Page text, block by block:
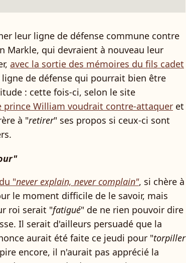
leur ligne de défense commune contre
Markle, qui devraient à nouveau leur
avec la sortie des mémoires du fils cadet
ligne de défense qui pourrait bien être
: cette fois-ci, selon le site
prince William voudrait contre-attaquer et
à "retirer" ses propos si ceux-ci sont
"never explain, never complain", si chère à
le moment difficile de le savoir, mais
roi serait "fatigué" de ne rien pouvoir dire
Il serait d'ailleurs persuadé que la
aurait été faite ce jeudi pour "torpiller
encore, il n'aurait pas apprécié la